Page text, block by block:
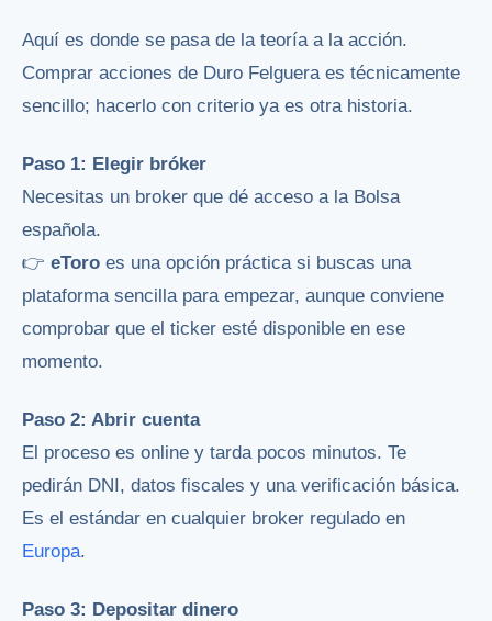
Aquí es donde se pasa de la teoría a la acción.
Comprar acciones de Duro Felguera es técnicamente
sencillo; hacerlo con criterio ya es otra historia.
Paso 1: Elegir bróker
Necesitas un broker que dé acceso a la Bolsa
española.
👉 eToro es una opción práctica si buscas una
plataforma sencilla para empezar, aunque conviene
comprobar que el ticker esté disponible en ese
momento.
Paso 2: Abrir cuenta
El proceso es online y tarda pocos minutos. Te
pedirán DNI, datos fiscales y una verificación básica.
Es el estándar en cualquier broker regulado en
Europa.
Paso 3: Depositar dinero